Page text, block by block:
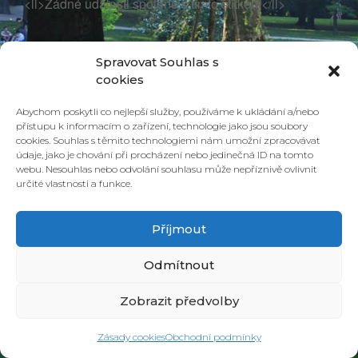
Spravovat Souhlas s
cookies
Abychom poskytli co nejlepší služby, používáme k ukládání a/nebo
přístupu k informacím o zařízení, technologie jako jsou soubory
cookies. Souhlas s těmito technologiemi nám umožní zpracovávat
údaje, jako je chování při procházení nebo jedinečná ID na tomto
webu. Nesouhlas nebo odvolání souhlasu může nepříznivě ovlivnit
určité vlastnosti a funkce.
Příjmout
Odmítnout
Zobrazit předvolby
Zásady cookiesObchodní podmínky
© 2026 PONAVA CAFÉ & RESTAURANT |